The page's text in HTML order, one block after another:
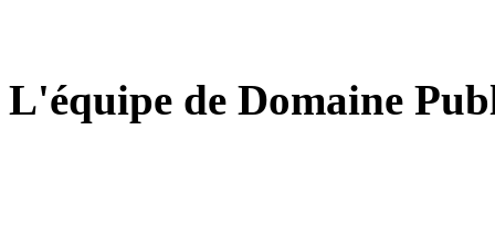
L'équipe de Domaine